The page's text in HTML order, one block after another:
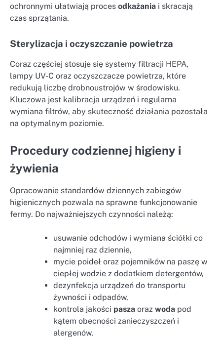
ochronnymi ułatwiają proces odkażania i skracają
czas sprzątania.
Sterylizacja i oczyszczanie powietrza
Coraz częściej stosuje się systemy filtracji HEPA,
lampy UV-C oraz oczyszczacze powietrza, które
redukują liczbę drobnoustrojów w środowisku.
Kluczowa jest kalibracja urządzeń i regularna
wymiana filtrów, aby skuteczność działania pozostała
na optymalnym poziomie.
Procedury codziennej higieny i
żywienia
Opracowanie standardów dziennych zabiegów
higienicznych pozwala na sprawne funkcjonowanie
fermy. Do najważniejszych czynności należą:
usuwanie odchodów i wymiana ściółki co
najmniej raz dziennie,
mycie poideł oraz pojemników na paszę w
ciepłej wodzie z dodatkiem detergentów,
dezynfekcja urządzeń do transportu
żywności i odpadów,
kontrola jakości pasza oraz woda pod
kątem obecności zanieczyszczeń i
alergenów,